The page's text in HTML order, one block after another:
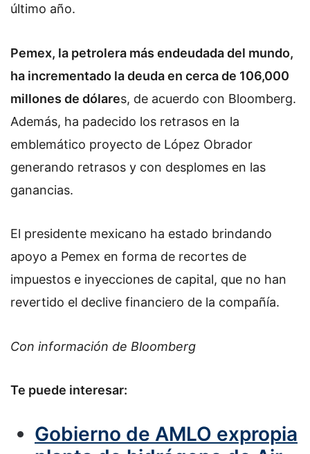
último año.
Pemex, la petrolera más endeudada del mundo,
ha incrementado la deuda en cerca de 106,000
millones de dólares, de acuerdo con Bloomberg.
Además, ha padecido los retrasos en la
emblemático proyecto de López Obrador
generando retrasos y con desplomes en las
ganancias.
El presidente mexicano ha estado brindando
apoyo a Pemex en forma de recortes de
impuestos e inyecciones de capital, que no han
revertido el declive financiero de la compañía.
Con información de Bloomberg
Te puede interesar:
Gobierno de AMLO expropia